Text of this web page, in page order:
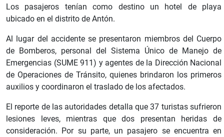
Los pasajeros tenían como destino un hotel de playa
ubicado en el distrito de Antón.
Al lugar del accidente se presentaron miembros del Cuerpo
de Bomberos, personal del Sistema Único de Manejo de
Emergencias (SUME 911) y agentes de la Dirección Nacional
de Operaciones de Tránsito, quienes brindaron los primeros
auxilios y coordinaron el traslado de los afectados.
El reporte de las autoridades detalla que 37 turistas sufrieron
lesiones leves, mientras que dos presentan heridas de
consideración. Por su parte, un pasajero se encuentra en